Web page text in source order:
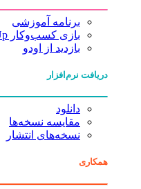
برنامه آموزشی
بازی کسب‌وکار Scale Up!
بازدید از اودو
دریافت نرم‌افزار
دانلود
مقایسه نسخه‌ها
نسخه‌های انتشار
همکاری